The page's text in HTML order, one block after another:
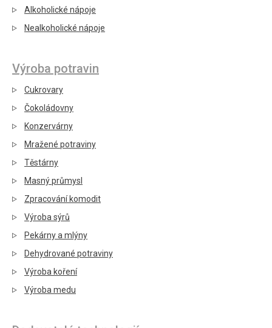
Alkoholické nápoje
Nealkoholické nápoje
Výroba potravin
Cukrovary
Čokoládovny
Konzervárny
Mražené potraviny
Těstárny
Masný průmysl
Zpracování komodit
Výroba sýrů
Pekárny a mlýny
Dehydrované potraviny
Výroba koření
Výroba medu